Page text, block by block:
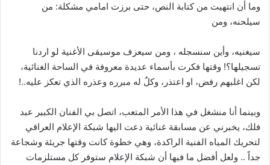
وما أن انتهيت من كتابة النص، حتى برزت امامي مشكلة: من
سيلحنه، ومن
سيغنيه، وأين سنسجله ، ومن سيعزف موسيقى الأغنية لو اردنا
تسجيلها؟! وقتها فكرت بأسماء عديدة معروفة في الساحة الغنائية،
لكن اغلبهم رفض، او اعتذر، وكلٌ له مبرره وعذره الذي تعكز عليه..!
وبينما أنا منشغل في هذا الأمر المتعب، اتصل بي الفنان الكبير عبد
فلك، يخبرني عن مسابقة غنائية دعت اليها شبكة الإعلام العراقي
لتحريك المياه الفنية الراكدة، وهي خطوة كانت وقتها جريئة وشجاعة
جداً .. ولعل أفضل ما فيها أن شبكة الإعلام ستوفر كل مستلزمات